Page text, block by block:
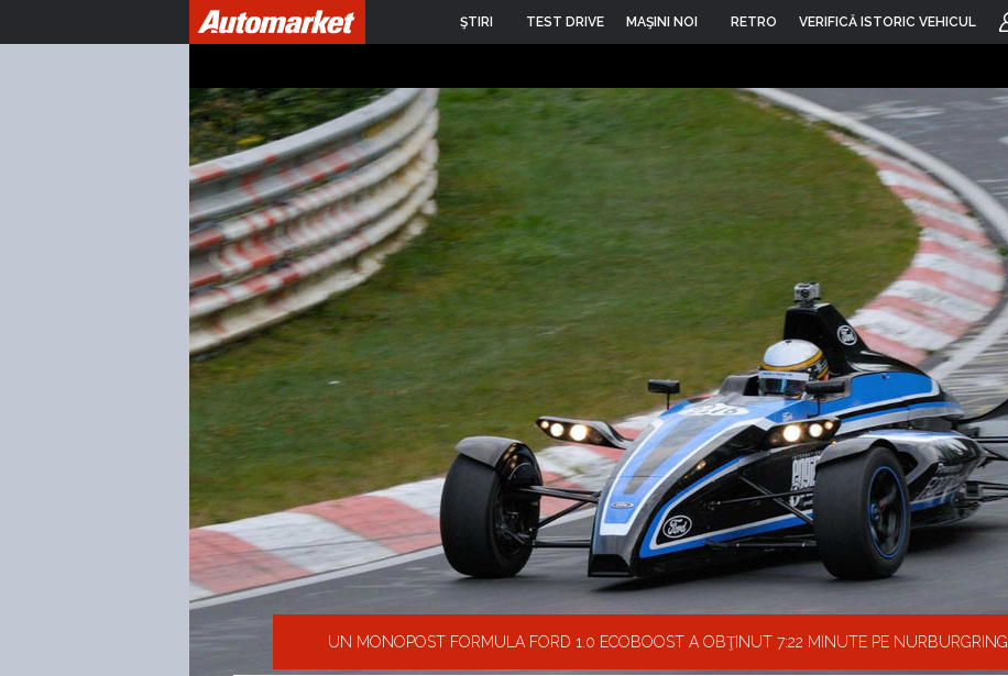
ŞTIRI TEST DRIVE MAŞINI NOI RETRO VERIFICĂ ISTORIC VEHICUL
UN MONOPOST FORMULA FORD 1.0 ECOBOOST A OBŢINUT 7:22 MINUTE PE NURBURGRING